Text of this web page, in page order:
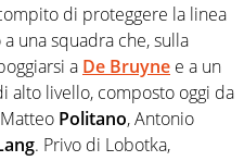
di proteggere la linea
una squadra che, sulla
a De Bruyne e a un
alto livello, composto oggi da
Politano, Antonio
. Privo di Lobotka,